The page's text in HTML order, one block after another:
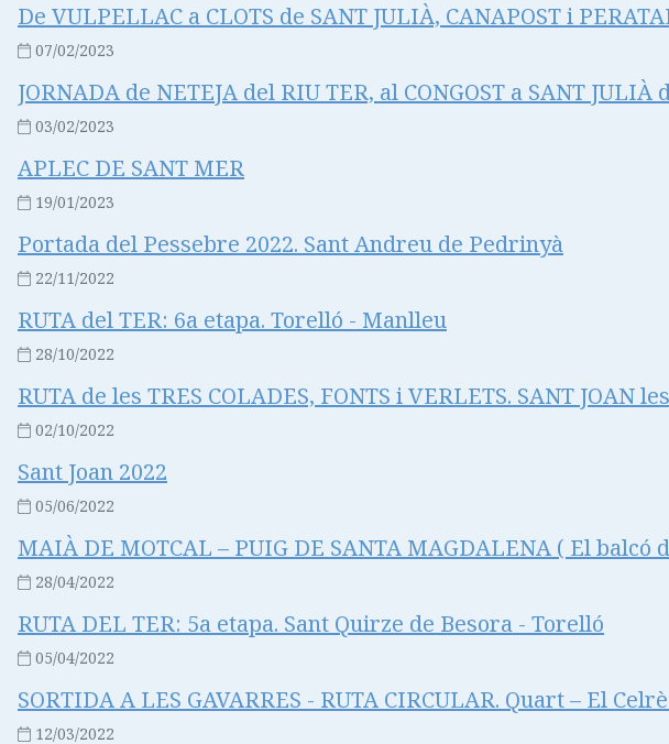
De VULPELLAC a CLOTS de SANT JULIÀ, CANAPOST i
07/02/2023
JORNADA de NETEJA del RIU TER, al CONGOST a SANT JULIÀ
03/02/2023
APLEC DE SANT MER
19/01/2023
Portada del Pessebre 2022. Sant Andreu de Pedrinyà
22/11/2022
RUTA del TER: 6a etapa. Torelló - Manlleu
28/10/2022
RUTA de les TRES COLADES, FONTS i VERLETS. SANT JOAN
02/10/2022
Sant Joan 2022
05/06/2022
MAIÀ DE MOTCAL – PUIG DE SANTA MAGDALENA ( El balcó
28/04/2022
RUTA DEL TER: 5a etapa. Sant Quirze de Besora - Torelló
05/04/2022
SORTIDA A LES GAVARRES - RUTA CIRCULAR. Quart – El
12/03/2022